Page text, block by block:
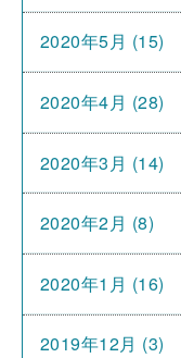
2020年5月 (15)
2020年4月 (28)
2020年3月 (14)
2020年2月 (8)
2020年1月 (16)
2019年12月 (3)